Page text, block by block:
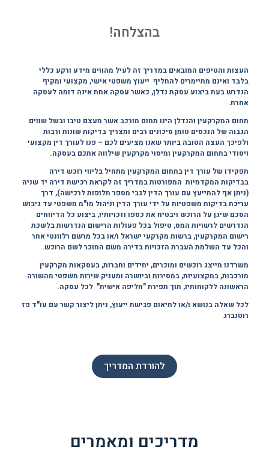
בהצלחה!
העצות והטיפים המובאים במדריך זה לעיל מהווים מידע ורקע כללי
בלבד ואינם מתיימרים להחליף ייעוץ משפטי אישי, מקצועי ומקיף
הנדרש בעת ביצוע עסקת נדלן, כאשר עסקה אחת אינה דומה לעסקה
אחרת.
תחום המקרקעין והנדלן הינו תחום מורכב אשר מעצם טיבו ובשל שווים
הגבוה של הנכסים טומן סיכונים רבים ומצריך בדיקות שונות ורבות
ולפיכך העצה הטובה ביותר שאנו מציעים לכם – פנו לעורך דין מקצועי
ויסודי בתחום המקרקעין ומיסוי מקרקעין שילווה אתכם בעסקה.
תפקידו של עורך דין בתחום המקרקעין מתחיל בליווי רוכש דירה
בבדיקות המקדמיות המפורטות במדריך זה לקראת רכישת דירה יד שניה
(ניתן אף להתייעץ עם עורך הדין לגבי מספר חלופות לרכישה), דרך
עריכת בדיקות משפטיות על ידי עורך הדין וניהול מו"מ משפטי עד גיבוש
הסכם שיגן על הרוכש ויבטיח את כספו וזכויותיו, ביצוע כל הדיווחים
הנדרשים לרשויות המס, טיפול בכל פעולות הרישום הנדרשות בלשכת
רישום המקרקעין, ברשות מקרקעי ישראל ו/או בכל מרשם רלוונטי אחר
והכל עד השלמת העברת הזכויות בדירה משם המוכר לשם הרוכש.
משרדנו מייצג רוכשים ומוכרים, יחידים וחברות, בעסקאות מקרקעין
מורכבות, במקצועיות, במסירות וביושרה ומעניק שירות משפטי מהשורה
הראשונה ללקוחותיו, תוך תפירת "חליפה אישית" לכל עסקה.
לכל שאלה בנושא ו/או לתיאום פגישת ייעוץ, ניתן ליצור קשר עם עו"ד פז
רוטנברג
להורדת המדריך
מדריכים ומאמרים